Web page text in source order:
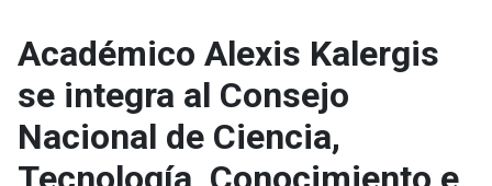
Inicio
Quiénes somos
keyboard_arrow_down
Académico Alexis Kalergis
se integra al Consejo
Nacional de Ciencia,